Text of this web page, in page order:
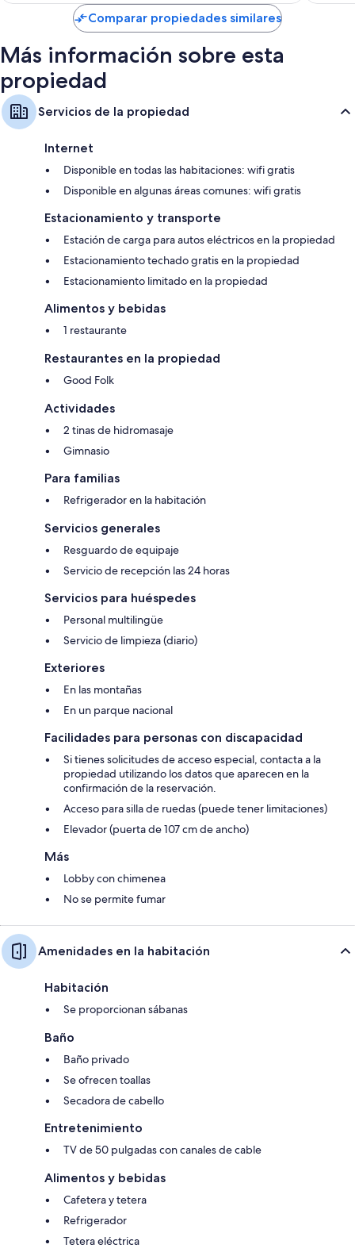
$11,890 MXN
Comparar propiedades similares
Más información sobre esta
propiedad
Servicios de la propiedad
Internet
Disponible en todas las habitaciones: wifi gratis
Disponible en algunas áreas comunes: wifi gratis
Estacionamiento y transporte
Estación de carga para autos eléctricos en la propiedad
Estacionamiento techado gratis en la propiedad
Estacionamiento limitado en la propiedad
Alimentos y bebidas
1 restaurante
Restaurantes en la propiedad
Good Folk
Actividades
2 tinas de hidromasaje
Gimnasio
Para familias
Refrigerador en la habitación
Servicios generales
Resguardo de equipaje
Servicio de recepción las 24 horas
Servicios para huéspedes
Personal multilingüe
Servicio de limpieza (diario)
Exteriores
En las montañas
En un parque nacional
Facilidades para personas con discapacidad
Si tienes solicitudes de acceso especial, contacta a la
propiedad utilizando los datos que aparecen en la
confirmación de la reservación.
Acceso para silla de ruedas (puede tener limitaciones)
Elevador (puerta de 107 cm de ancho)
Más
Lobby con chimenea
No se permite fumar
Amenidades en la habitación
Habitación
Se proporcionan sábanas
Baño
Baño privado
Se ofrecen toallas
Secadora de cabello
Entretenimiento
TV de 50 pulgadas con canales de cable
Alimentos y bebidas
Cafetera y tetera
Refrigerador
Tetera eléctrica